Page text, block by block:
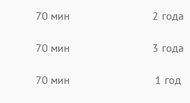
70 мин 2 года
70 мин 3 года
70 мин 1 год